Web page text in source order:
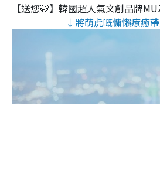
【送您🐯】韓國超人氣文創品牌
↓將萌虎嘅慵懶療癒